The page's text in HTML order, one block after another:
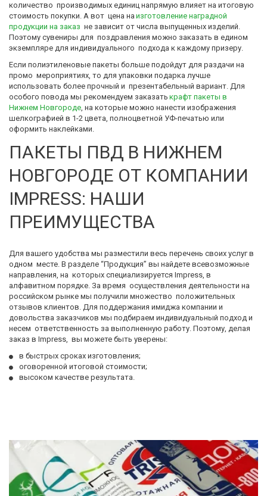
количество  производимых единиц напрямую влияет на итоговую
стоимость покупки. А вот  цена на изготовление наградной
продукции на заказ
  не зависит от числа выпущенных изделий.
Поэтому сувениры для  поздравления можно заказать в едином
экземпляре для индивидуального  подхода к каждому призеру.
Если полиэтиленовые пакеты больше подойдут для раздачи на
промо  мероприятиях, то для упаковки подарка лучше
использовать более прочный и  презентабельный вариант. Для
особого повода мы рекомендуем заказать крафт пакеты в
Нижнем Новгороде, на которые можно нанести изображения
шелкографией в 1-2 цвета, полноцветной УФ-печатью или
оформить наклейками.
ПАКЕТЫ ПВД В НИЖНЕМ
НОВГОРОДЕ ОТ КОМПАНИИ
IMPRESS: НАШИ
ПРЕИМУЩЕСТВА
Для вашего удобства мы разместили весь перечень своих услуг в
одном  месте. В разделе “Продукция” вы найдете всевозможные
направления, на  которых специализируется Impress, в
алфавитном порядке. За время  осуществления деятельности на
российском рынке мы получили множество  положительных
отзывов клиентов. Для поддержания имиджа компании и
довольства заказчиков мы подбираем индивидуальный подход и
несем  ответственность за выполненную работу. Поэтому, делая
заказ в Impress,  вы можете быть уверены:
в быстрых сроках изготовления;
оговоренной итоговой стоимости;
высоком качестве результата.